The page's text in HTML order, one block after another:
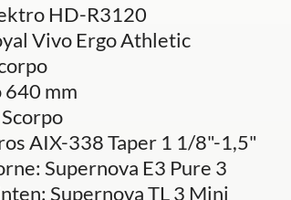
HD-R3120
Vivo Ergo Athletic
640 mm
AIX-338 Taper 1 1/8"-1,5"
Supernova E3 Pure 3
Supernova TL 3 Mini